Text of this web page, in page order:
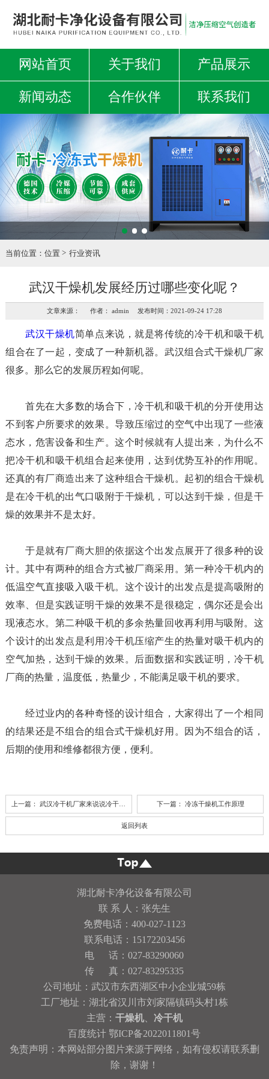
网站首页 关于我们 产品展示
新闻动态 合作伙伴 联系我们
当前位置： 位置 行业资讯
武汉干燥机发展经历过哪些变化呢？
文章来源： 作者： admin 发布时间：2021-09-24 17:28
武汉干燥机简单点来说，就是将传统的冷干机和吸干机
组合在了一起，变成了一种新机器。武汉组合式干燥机厂家
很多。那么它的发展历程如何呢。
首先在大多数的场合下，冷干机和吸干机的分开使用达
不到客户所要求的效果。导致压缩过的空气中出现了一些液
态水，危害设备和生产。这个时候就有人提出来，为什么不
把冷干机和吸干机组合起来使用，达到优势互补的作用呢。
还真的有厂商造出来了这种组合干燥机。起初的组合干燥机
是在冷干机的出气口吸附于干燥机，可以达到干燥，但是干
燥的效果并不是太好。
于是就有厂商大胆的依据这个出发点展开了很多种的设
计。其中有两种的组合方式被厂商采用。第一种冷干机内的
低温空气直接吸入吸干机。这个设计的出发点是提高吸附的
效率、但是实践证明干燥的效果不是很稳定，偶尔还是会出
现液态水。第二种吸干机的多余热量回收再利用与吸附。这
个设计的出发点是利用冷干机压缩产生的热量对吸干机内的
空气加热，达到干燥的效果。后面数据和实践证明，冷干机
厂商的热量，温度低，热量少，不能满足吸干机的要求。
经过业内的各种奇怪的设计组合，大家得出了一个相同
的结果还是不组合的组合式干燥机好用。因为不组合的话，
后期的使用和维修都很方便，便利。
上一篇： 武汉冷干机厂家来说说冷干机与吸干机的区别 下一篇： 冷冻干燥机工作原理
返回列表
湖北耐卡净化设备有限公司
联 系 人：张先生
免费电话：400-027-1123
联系电话：15172203456
电 话：027-83290060
传 真：027-83295335
公司地址：武汉市东西湖区中小企业城59栋
工厂地址：湖北省汉川市刘家隔镇码头村1栋
主营： 干燥机、 冷干机
百度统计 鄂ICP备2022011801号
免责声明：本网站部分图片来源于网络，如有侵权请联系删
除，谢谢！